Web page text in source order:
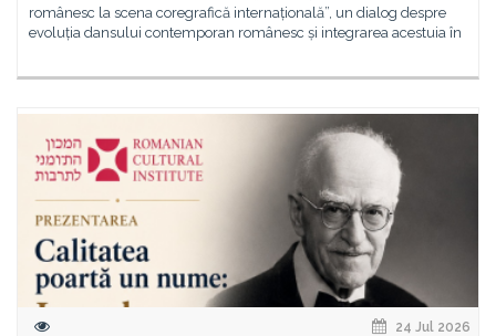
românesc la scena coregrafică internațională”, un dialog despre
evoluția dansului contemporan românesc și integrarea acestuia în
24 Jul 2026